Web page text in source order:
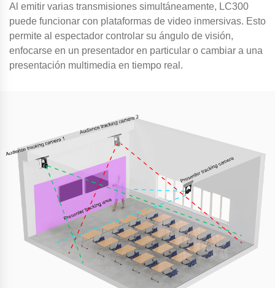
Al emitir varias transmisiones simultáneamente, LC300
puede funcionar con plataformas de video inmersivas. Esto
permite al espectador controlar su ángulo de visión,
enfocarse en un presentador en particular o cambiar a una
presentación multimedia en tiempo real.